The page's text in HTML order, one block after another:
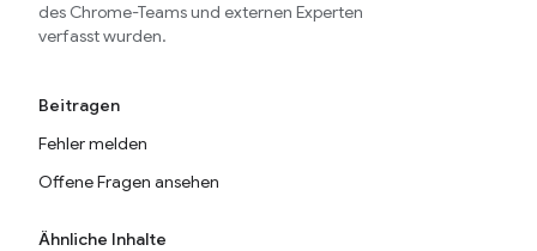
des Chrome-Teams und externen Experten
verfasst wurden.
Beitragen
Fehler melden
Offene Fragen ansehen
Ähnliche Inhalte